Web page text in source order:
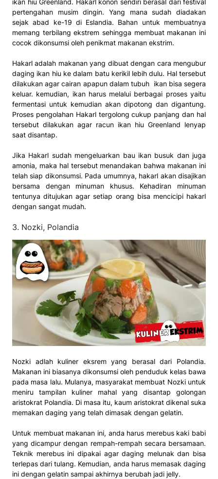
pertengahan musim dingin. Yang mana sudah diadakan
sejak abad ke-19 di Eslandia. Bahan untuk membuatnya
memang terbilang ekstrem sehingga membuat makanan ini
cocok dikonsumsi oleh penikmat makanan ekstrim.
Hakarl adalah makanan yang dibuat dengan cara mengubur
daging ikan hiu ke dalam batu kerikil lebih dulu. Hal tersebut
dilakukan agar cairan apapun dalam tubuh ikan bisa segera
keluar. kemudian, ikan harus melalui berbagai proses yaitu
fermentasi untuk kemudian akan dipotong dan digantung.
Proses pengolahan Hakarl tergolong cukup panjang dan hal
tersebut dilakukan agar racun ikan hiu Greenland lenyap
saat disantap.
Jika Hakarl sudah mengeluarkan bau ikan busuk dan juga
amonia, maka hal tersebut menandakan bahwa makanan ini
telah siap dikonsumsi. Pada umumnya, hakarl akan disajikan
bersama dengan minuman khusus. Kehadiran minuman
tentunya ditujukan agar setiap orang bisa mencicipi hakarl
dengan sangat mudah.
3. Nozki, Polandia
Nozki adlah kuliner eksrem yang berasal dari Polandia.
Makanan ini biasanya dikonsumsi oleh penduduk kelas bawa
pada masa lalu. Mulanya, masyarakat membuat Nozki untuk
meniru tampilan kuliner mahal yang disantap golongan
aristokrat Polandia. Di masa itu, kaum aristokrat dikenal suka
memakan daging yang telah dimasak dengan gelatin.
Untuk membuat makanan ini, anda harus merebus kaki babi
yang dicampur dengan rempah-rempah secara bersamaan.
Teknik merebus ini dipakai agar daging melunak dan bisa
terlepas dari tulang. Kemudian, anda harus memasak daging
ini dengan gelatin sampai akhirnya berubah jadi jelly.